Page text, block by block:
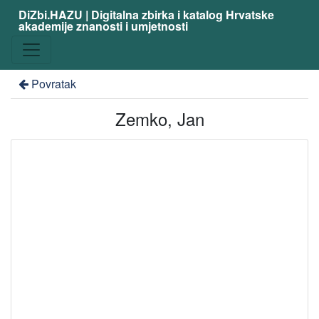
DiZbi.HAZU | Digitalna zbirka i katalog Hrvatske
akademije znanosti i umjetnosti
Povratak
Zemko, Jan